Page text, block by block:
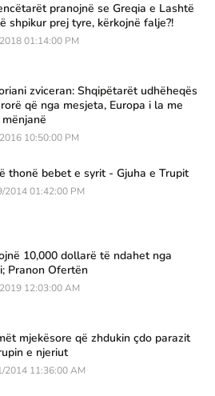
pranojnë se Greqia e Lashtë
shpikur prej tyre, kërkojnë falje?!
01:14:00 PM
zviceran: Shqipëtarët udhëheqës
që nga mesjeta, Europa i la me
10:50:00 PM
thonë bebet e syrit - Gjuha e Trupit
2014 01:42:00 PM
10,000 dollarë të ndahet nga
Pranon Ofertën
12:03:00 AM
mjekësore që zhdukin çdo parazit
e njeriut
2014 11:36:00 AM